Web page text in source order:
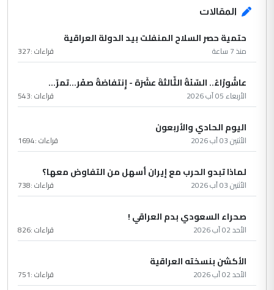
المقالات
حتمية حصر السلاح المنفلت بيد الدولة العراقية
منذ 7 ساعة قراءات :327
عاشُورْاءُ.. السّنَةُ الثّالثةَ عشَرَة - إِنتفاضةُ صفَر…تمرّ...
الأربعاء 05 آب 2026 قراءات :543
اليوم الحادي والأربعون
الأثنين 03 آب 2026 قراءات :1694
لماذا تبدو الحرب مع إيران أسهل من التفاوض معها؟
الأثنين 03 آب 2026 قراءات :738
صحراء السعودي بدم العراقي !
الأحد 02 آب 2026 قراءات :826
الأكشن بنسخته العراقية
الأحد 02 آب 2026 قراءات :751